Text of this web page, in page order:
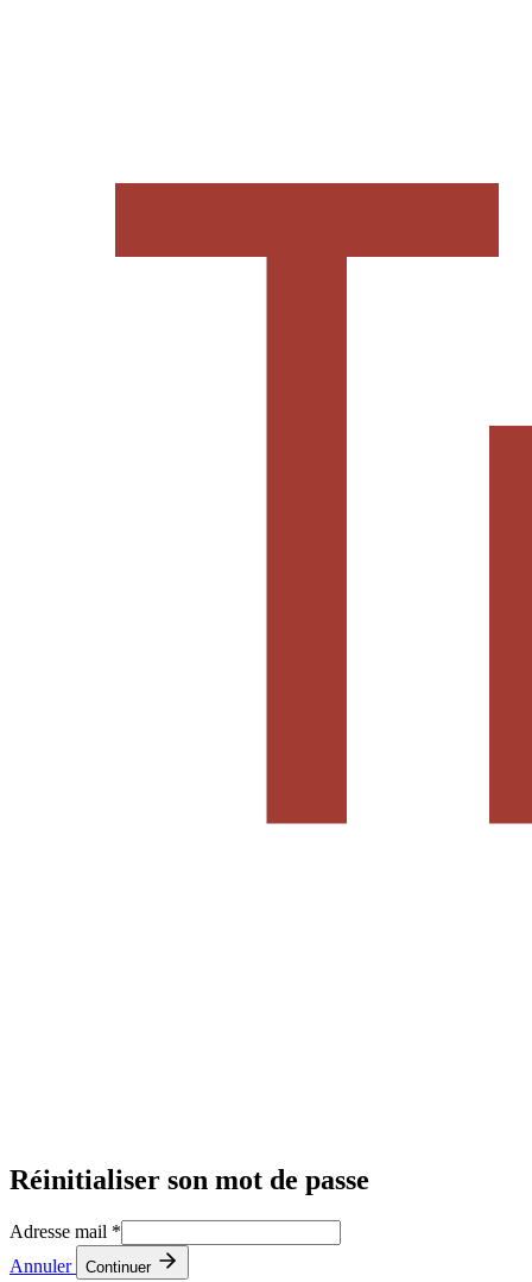
Réinitialiser son mot de passe
Adresse mail *
Annuler
Continuer